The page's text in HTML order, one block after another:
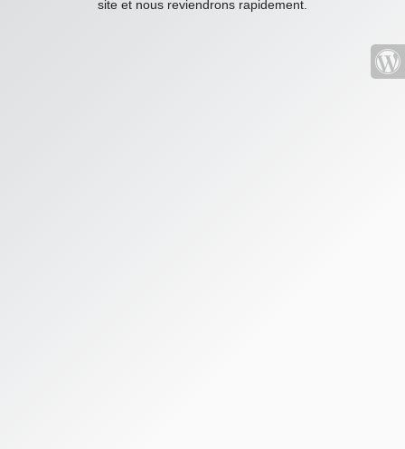
site et nous reviendrons rapidement.